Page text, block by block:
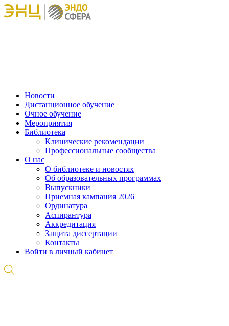
Новости
Дистанционное обучение
Очное обучение
Мероприятия
Библиотека
Клинические рекомендации
Профессиональные сообщества
О нас
О библиотеке и новостях
Об образовательных программах
Выпускники
Приемная кампания 2026
Ординатура
Аспирантура
Аккредитация
Защита диссертации
Контакты
Войти в личный кабинет